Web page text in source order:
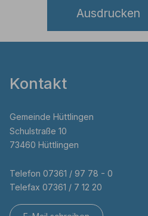
Ausdrucken
Kontakt
Gemeinde Hüttlingen
Schulstraße 10
73460 Hüttlingen
Telefon 07361 / 97 78 - 0
Telefax 07361 / 7 12 20